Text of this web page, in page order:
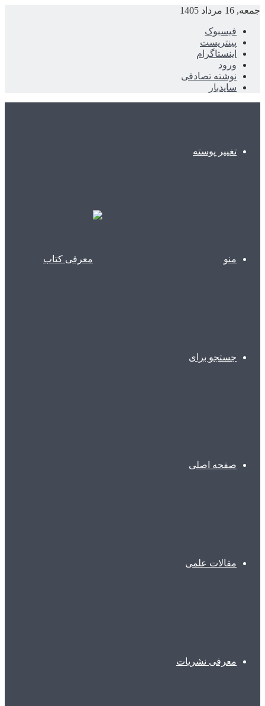
جمعه, 16 مرداد 1405
فیسبوک
پینتریست
اینستاگرام
ورود
نوشته تصادفی
سایدبار
تغییر پوسته
منو
جستجو برای
صفحه اصلی
مقالات علمی
معرفی نشریات